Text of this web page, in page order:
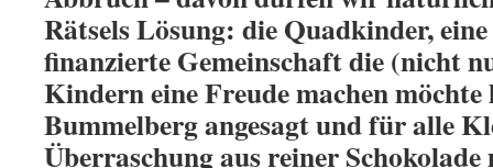
Rätsels Lösung: die Quadkinder,
finanzierte Gemeinschaft die (nicht
Kindern eine Freude machen
Bummelberg angesagt und für alle
Überraschung aus reiner